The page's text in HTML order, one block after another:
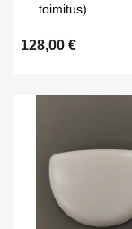
toimitus)
128,00 €